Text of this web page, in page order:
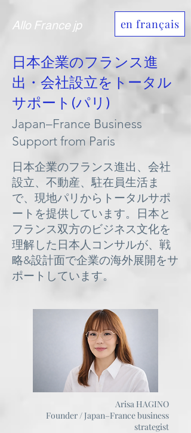
Allo France jp en français
日本企業のフランス進
出・会社設立をトータル
サポート(パリ)
Japan–France Business
Support from Paris
日本企業のフランス進出、会社
設立、不動産、駐在員生活ま
で、現地パリからトータルサポ
ートを提供しています。日本と
フランス双方のビジネス文化を
理解した日本人コンサルが、戦
略&設計面で企業の海外展開をサ
ポートしています。
Arisa HAGINO
Founder / Japan–France business
strategist